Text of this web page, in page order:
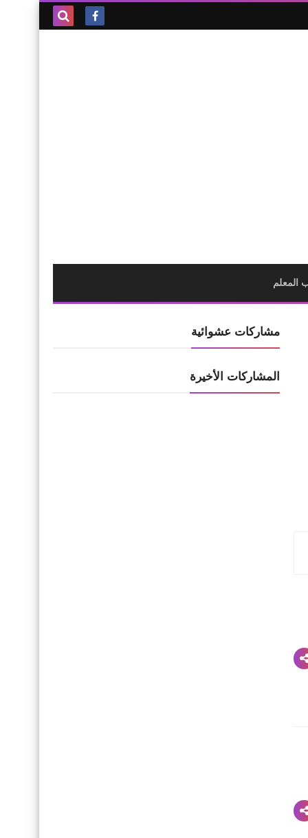
المعلم
مشاركات عشوائية
المشاركات الأخيرة